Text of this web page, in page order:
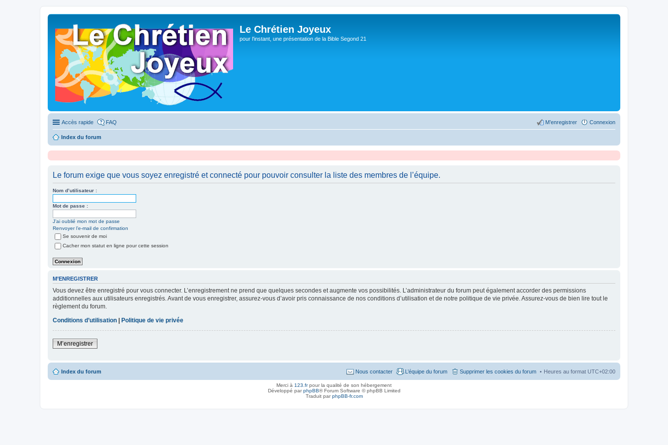
Le Chrétien Joyeux
pour l'instant, une présentation de la Bible Segond 21
Accès rapide FAQ Connexion
M’enregistrer
Index du forum
Le forum exige que vous soyez enregistré et connecté pour pouvoir consulter la liste des membres de l’équipe.
Nom d’utilisateur :
Mot de passe :
J’ai oublié mon mot de passe
Renvoyer l’e-mail de confirmation
Se souvenir de moi
Cacher mon statut en ligne pour cette session
M’ENREGISTRER
Vous devez être enregistré pour vous connecter. L’enregistrement ne prend que quelques secondes et augmente vos possibilités. L’administrateur du forum peut également accorder des permissions
additionnelles aux utilisateurs enregistrés. Avant de vous enregistrer, assurez-vous d’avoir pris connaissance de nos conditions d’utilisation et de notre politique de vie privée. Assurez-vous de bien lire tout le
règlement du forum.
Conditions d’utilisation | Politique de vie privée
M’enregistrer
Index du forum Heures au format UTC+02:00
Supprimer les cookies du forum
L’équipe du forum
Nous contacter
Merci à 123.frpour la qualité de son hébergement
Développé parphpBB® Forum Software © phpBB Limited
Traduit parphpBB-fr.com